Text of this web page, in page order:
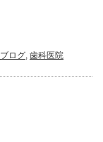
ブログ, 歯科医院